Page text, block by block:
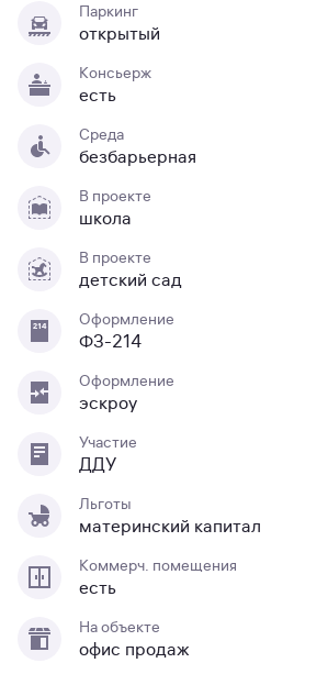
Паркинг
открытый
Консьерж
есть
Среда
безбарьерная
В проекте
школа
В проекте
детский сад
Оформление
ФЗ-214
Оформление
эскроу
Участие
ДДУ
Льготы
материнский капитал
Коммерч. помещения
есть
На объекте
офис продаж